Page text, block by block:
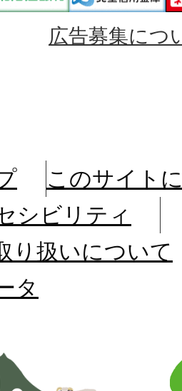
広告募集につ
このサイト
シビリティ
り扱いについて
タ